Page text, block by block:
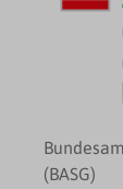
(BASG)